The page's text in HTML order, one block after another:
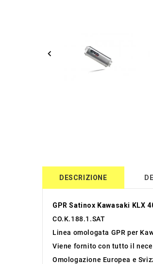
DESCRIZIONE
GPR Satinox Kawasaki KLX
CO.K.188.1.SAT
Linea omologata GPR per
Viene fornito con tutto il
Omologazione Europea e